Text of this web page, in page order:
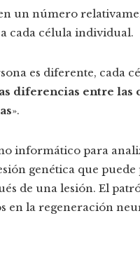
un número
cada célula individual.
es diferente, cada
diferencias entre
s».
informático para
genética que
de una lesión. El
en la regeneración